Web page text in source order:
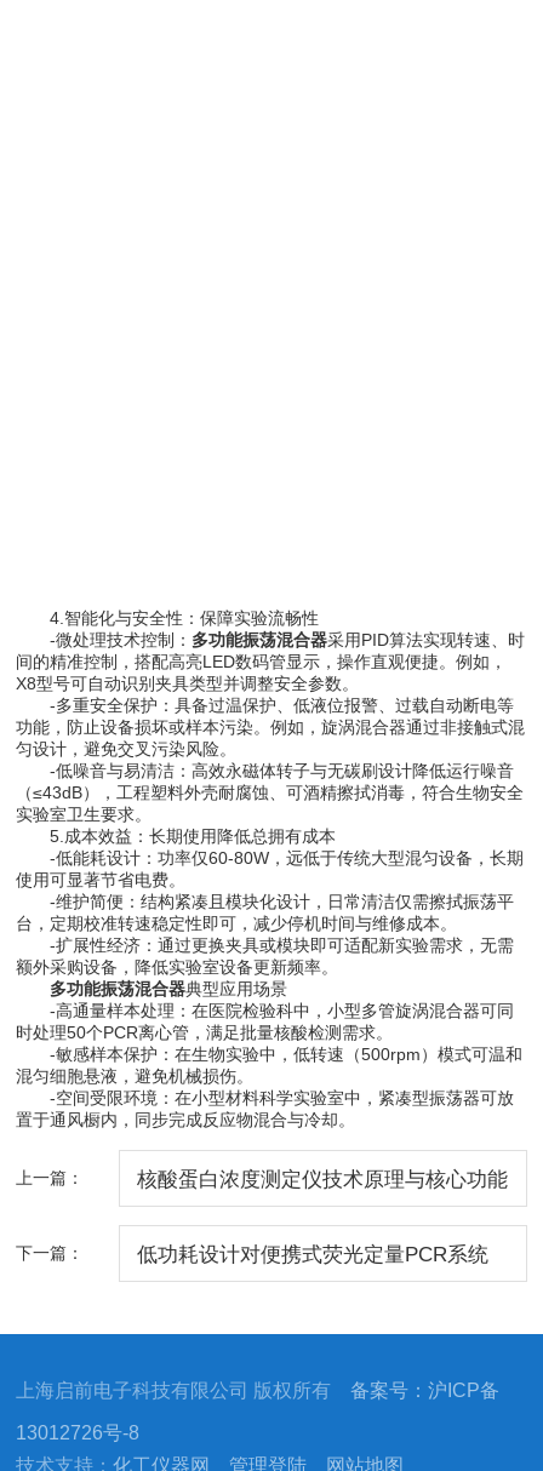
4.智能化与安全性：保障实验流畅性
-微处理技术控制： 多功能振荡混合器采用PID算法实现转速、时
间的精准控制，搭配高亮LED数码管显示，操作直观便捷。例如，
X8型号可自动识别夹具类型并调整安全参数。
-多重安全保护：具备过温保护、低液位报警、过载自动断电等
功能，防止设备损坏或样本污染。例如，旋涡混合器通过非接触式混
匀设计，避免交叉污染风险。
-低噪音与易清洁：高效永磁体转子与无碳刷设计降低运行噪音
（≤43dB），工程塑料外壳耐腐蚀、可酒精擦拭消毒，符合生物安全
实验室卫生要求。
5.成本效益：长期使用降低总拥有成本
-低能耗设计：功率仅60-80W，远低于传统大型混匀设备，长期
使用可显著节省电费。
-维护简便：结构紧凑且模块化设计，日常清洁仅需擦拭振荡平
台，定期校准转速稳定性即可，减少停机时间与维修成本。
-扩展性经济：通过更换夹具或模块即可适配新实验需求，无需
额外采购设备，降低实验室设备更新频率。
多功能振荡混合器典型应用场景
-高通量样本处理：在医院检验科中，小型多管旋涡混合器可同
时处理50个PCR离心管，满足批量核酸检测需求。
-敏感样本保护：在生物实验中，低转速（500rpm）模式可温和
混匀细胞悬液，避免机械损伤。
-空间受限环境：在小型材料科学实验室中，紧凑型振荡器可放
置于通风橱内，同步完成反应物混合与冷却。
上一篇： 核酸蛋白浓度测定仪技术原理与核心功能
下一篇： 低功耗设计对便携式荧光定量PCR系统
上海启前电子科技有限公司 版权所有备案号：沪ICP备
13012726号-8
技术支持：化工仪器网 管理登陆 网站地图